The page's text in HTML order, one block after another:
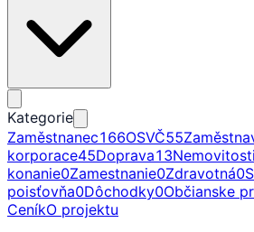
Kategorie
Zaměstnanec166OSVČ55
korporace45Doprava13Nemovitosti
konanie0Zamestnanie0Zdravotná0
poisťovňa0Dôchodky0Občianske
CeníkO projektu